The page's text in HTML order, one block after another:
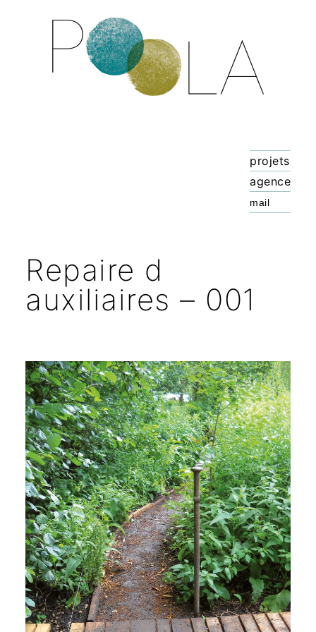
projets
agence
Repaire d
auxiliaires – 001